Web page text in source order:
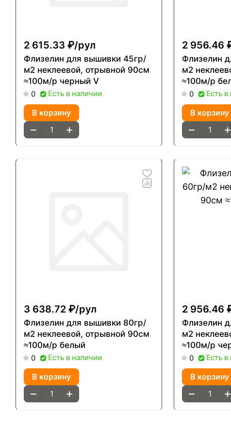
2 615.33 ₽/рул
Флизелин для вышивки 45гр/
м2 неклеевой, отрывной 90см
≈100м/р черный V
0 Есть в наличии
В корзину
2 956.46
Флизелин
м2
≈100м/р
0 Есть в
В корзину
3 638.72 ₽/рул
Флизелин для вышивки 80гр/
м2 неклеевой, отрывной 90см
≈100м/р белый
0 Есть в наличии
В корзину
2 956.46
Флизелин
м2
≈100м/р
0 Есть в
В корзину